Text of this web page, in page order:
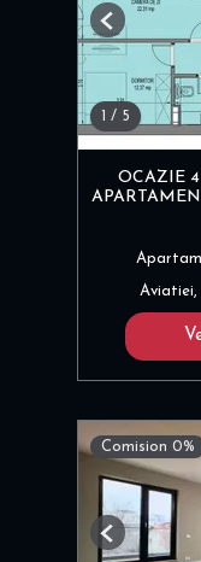
/ 5
Previous
OCAZIE
Aviatiei,
Comision 0%
Previous